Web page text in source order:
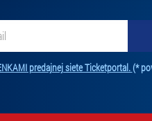
tretími stranami.
predajnej siete Ticketportal. (*